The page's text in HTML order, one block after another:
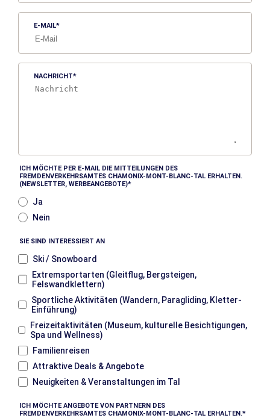
E-MAIL
NACHRICHT
ICH MÖCHTE PER E-MAIL DIE MITTEILUNGEN DES
FREMDENVERKEHRSAMTES CHAMONIX-MONT-BLANC-TAL ERHALTEN.
(NEWSLETTER, WERBEANGEBOTE)
Ja
Nein
SIE SIND INTERESSIERT AN
Ski / Snowboard
Extremsportarten (Gleitflug, Bergsteigen,
Felswandklettern)
Sportliche Aktivitäten (Wandern, Paragliding, Kletter-
Einführung)
Freizeitaktivitäten (Museum, kulturelle Besichtigungen,
Spa und Wellness)
Familienreisen
Attraktive Deals & Angebote
Neuigkeiten & Veranstaltungen im Tal
ICH MÖCHTE ANGEBOTE VON PARTNERN DES
FREMDENVERKEHRSAMTES CHAMONIX-MONT-BLANC-TAL ERHALTEN.